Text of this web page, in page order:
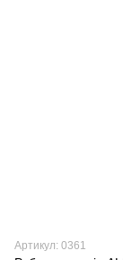
Артикул: 0361